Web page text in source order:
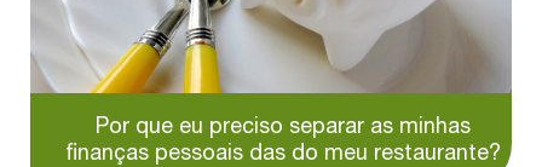
Por que eu preciso separar as minhas
finanças pessoais das do meu restaurante?